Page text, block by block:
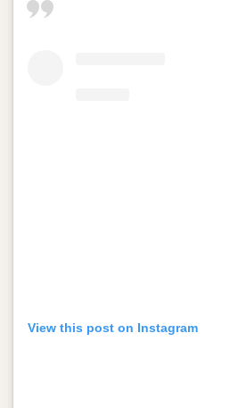
View this post on Instagram